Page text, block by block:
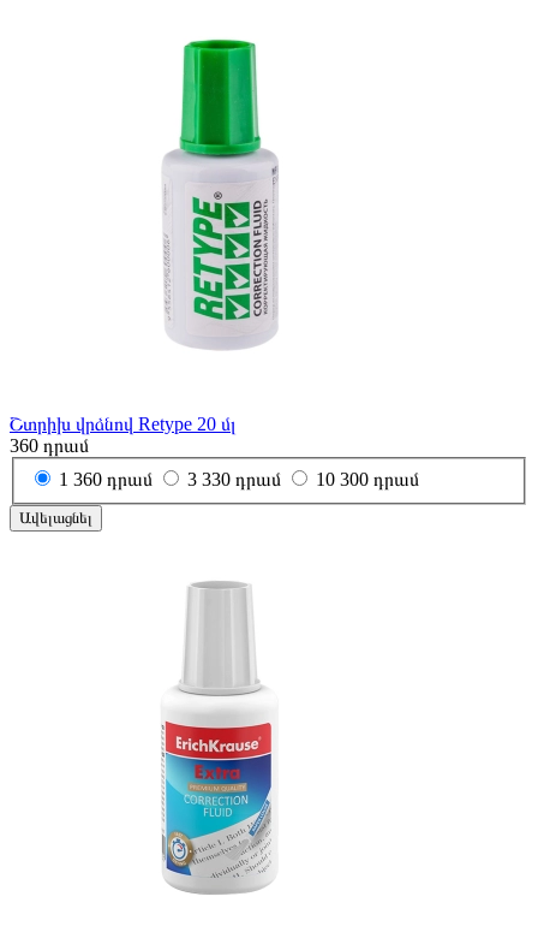
Շտրիխ վրձնով Retype 20 մլ
360 դրամ
1 360 դրամ 3 330 դրամ 10 300 դրամ
Ավելացնել